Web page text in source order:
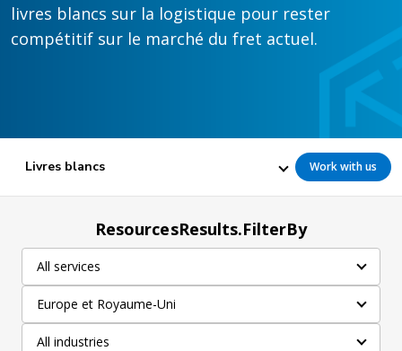
livres blancs sur la logistique pour rester
compétitif sur le marché du fret actuel.
Livres blancs Work with us
ResourcesResults.FilterBy
All services
Europe et Royaume-Uni
All industries